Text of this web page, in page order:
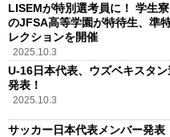
LISEMが特別選考員に！ 学生
のJFSA高等学園が特待生、準
レクションを開催
2025.10.3
U-16日本代表、ウズベキスタ
発表！
2025.10.3
サッカー日本代表メンバー発表